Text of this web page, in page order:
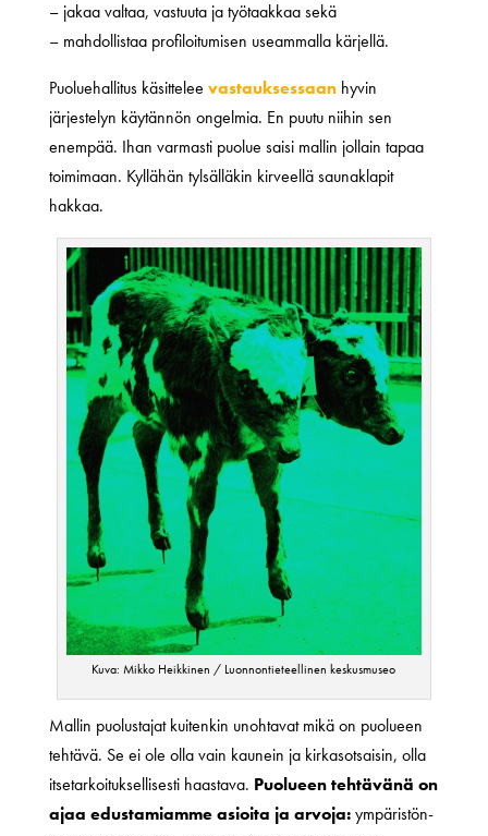
– jakaa valtaa, vastuuta ja työtaakkaa sekä
– mahdollistaa profiloitumisen useammalla kärjellä.
Puoluehallitus käsittelee vastauksessaanhyvin
järjestelyn käytännön ongelmia. En puutu niihin sen
enempää. Ihan varmasti puolue saisi mallin jollain tapaa
toimimaan. Kyllähän tylsälläkin kirveellä saunaklapit
hakkaa.
Kuva: Mikko Heikkinen / Luonnontieteellinen keskusmuseo
Mallin puolustajat kuitenkin unohtavat mikä on puolueen
tehtävä. Se ei ole olla vain kaunein ja kirkasotsaisin, olla
itsetarkoituksellisesti haastava. Puolueen tehtävänä on
ajaa edustamiamme asioita ja arvoja:ympäristön-